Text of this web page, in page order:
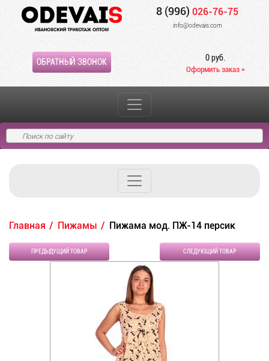
8 (996) 026-76-75
info@odevais.com
ОБРАТНЫЙ ЗВОНОК 0 руб.
Оформить заказ »
Главная Пижамы Пижама мод. ПЖ-14 персик
ПРЕДЫДУЩИЙ ТОВАР СЛЕДУЮЩИЙ ТОВАР